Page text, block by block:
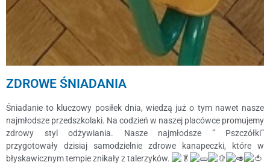
ZDROWE ŚNIADANIA
Śniadanie to kluczowy posiłek dnia, wiedzą już o tym nawet nasze
najmłodsze przedszkolaki. Na codzień w naszej placówce promujemy
zdrowy styl odżywiania. Nasze najmłodsze ” Pszczółki”
przygotowały dzisiaj samodzielnie zdrowe kanapeczki, które w
błyskawicznym tempie znikały z talerzyków.